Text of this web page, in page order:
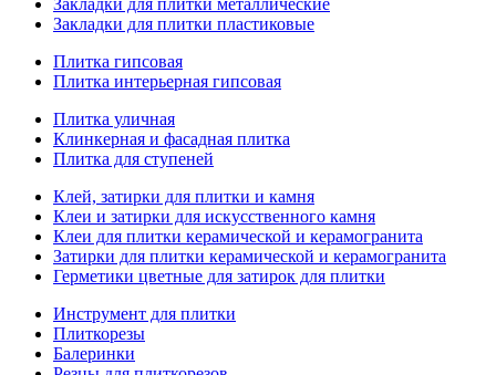
Закладки для плитки металлические
Закладки для плитки пластиковые
Плитка гипсовая
Плитка интерьерная гипсовая
Плитка уличная
Клинкерная и фасадная плитка
Плитка для ступеней
Клей, затирки для плитки и камня
Клеи и затирки для искусственного камня
Клеи для плитки керамической и керамогранита
Затирки для плитки керамической и керамогранита
Герметики цветные для затирок для плитки
Инструмент для плитки
Плиткорезы
Балеринки